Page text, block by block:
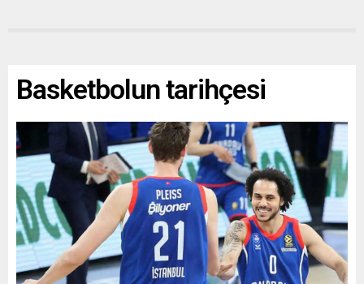
Basketbolun tarihçesi